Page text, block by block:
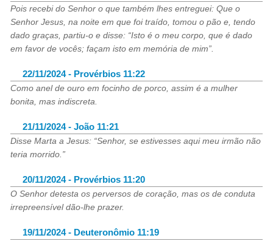
Pois recebi do Senhor o que também lhes entreguei: Que o
Senhor Jesus, na noite em que foi traído, tomou o pão e, tendo
dado graças, partiu-o e disse: “Isto é o meu corpo, que é dado
em favor de vocês; façam isto em memória de mim”.
22/11/2024 - Provérbios 11:22
Como anel de ouro em focinho de porco, assim é a mulher
bonita, mas indiscreta.
21/11/2024 - João 11:21
Disse Marta a Jesus: “Senhor, se estivesses aqui meu irmão não
teria morrido.”
20/11/2024 - Provérbios 11:20
O Senhor detesta os perversos de coração, mas os de conduta
irrepreensível dão-lhe prazer.
19/11/2024 - Deuteronômio 11:19